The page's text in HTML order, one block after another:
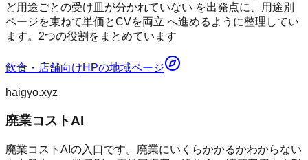
ど用途ごとの受け皿が分かれていない を出発点に、用途別
ページを束ねて単価とCVを両立 へ進めるように整理してい
ます。2つの役割をまとめています
飲食・店舗向けHPの地域ページ
haigyo.xyz
廃業コストAI
廃業コストAIの入口です。廃業にいくらかかるかわからない